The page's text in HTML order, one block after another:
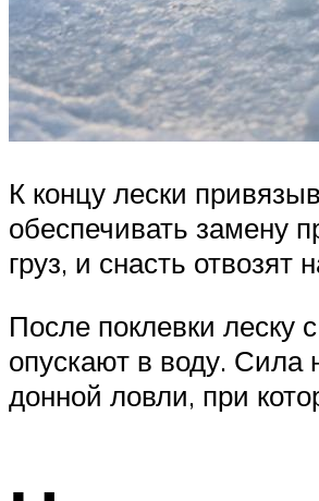
К концу лески
обеспечивать замену
груз, и снасть отвозят
После поклевки леску
опускают в воду. Сила
донной ловли, при